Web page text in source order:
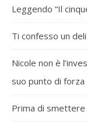
Leggendo “Il
Ti confesso un
Nicole non è
suo punto di forza
Prima di